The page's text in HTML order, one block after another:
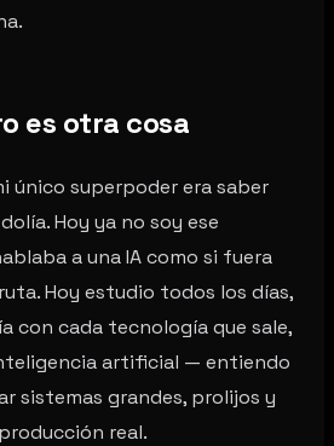
es otra cosa
único superpoder era saber
Hoy ya no soy ese
a una IA como si fuera
Hoy estudio todos los días,
con cada tecnología que sale,
artificial — entiendo
sistemas grandes, prolijos y
real.